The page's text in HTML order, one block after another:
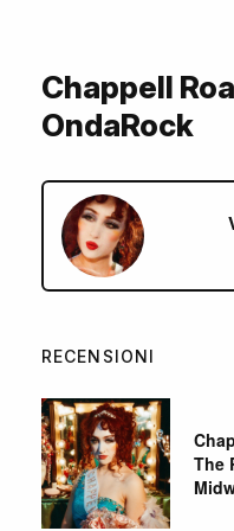
Chappell
OndaRock
RECENSIONI
The